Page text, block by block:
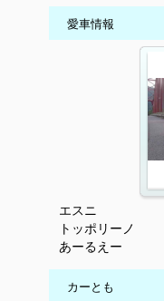
愛車情報
エスニ
トッポリーノ
あーるえー
カーとも